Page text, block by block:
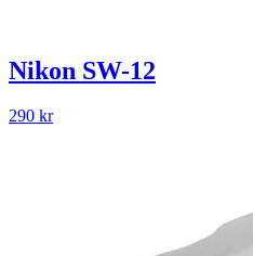
Nikon SW-12
290 kr